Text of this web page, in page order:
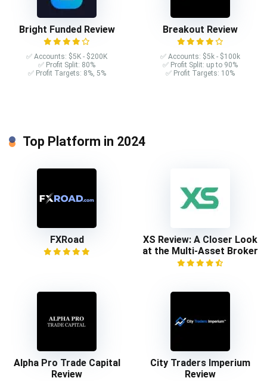
Bright Funded Review
✅ Accounts: $5K - $200K
✅ Profit Split: 80%
✅ Profit Targets: 8%, 5%
Breakout Review
✅ Accounts: $5k - $100k
✅ Profit Split: up to 90%
✅ Profit Targets: 10%
Top Platform in 2024
FXRoad
XS Review: A Closer Look
at the Multi-Asset Broker
Alpha Pro Trade Capital
Review
City Traders Imperium
Review